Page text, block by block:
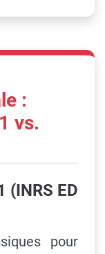
:
vs.
(INRS ED
pour